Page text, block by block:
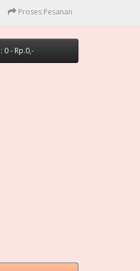
Proses Pesanan
0 - Rp.0,-